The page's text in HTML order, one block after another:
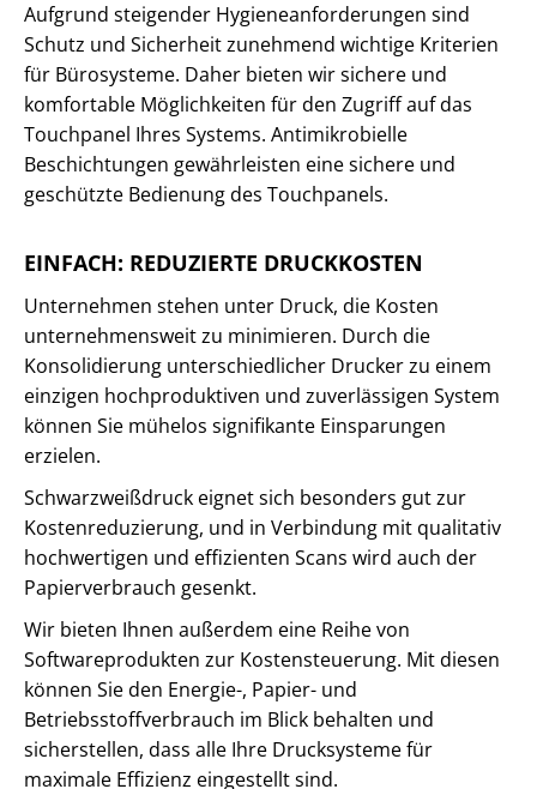
Aufgrund steigender Hygieneanforderungen sind
Schutz und Sicherheit zunehmend wichtige Kriterien
für Bürosysteme. Daher bieten wir sichere und
komfortable Möglichkeiten für den Zugriff auf das
Touchpanel Ihres Systems. Antimikrobielle
Beschichtungen gewährleisten eine sichere und
geschützte Bedienung des Touchpanels.
EINFACH: REDUZIERTE DRUCKKOSTEN
Unternehmen stehen unter Druck, die Kosten
unternehmensweit zu minimieren. Durch die
Konsolidierung unterschiedlicher Drucker zu einem
einzigen hochproduktiven und zuverlässigen System
können Sie mühelos signifikante Einsparungen
erzielen.
Schwarzweißdruck eignet sich besonders gut zur
Kostenreduzierung, und in Verbindung mit qualitativ
hochwertigen und effizienten Scans wird auch der
Papierverbrauch gesenkt.
Wir bieten Ihnen außerdem eine Reihe von
Softwareprodukten zur Kostensteuerung. Mit diesen
können Sie den Energie-, Papier- und
Betriebsstoffverbrauch im Blick behalten und
sicherstellen, dass alle Ihre Drucksysteme für
maximale Effizienz eingestellt sind.